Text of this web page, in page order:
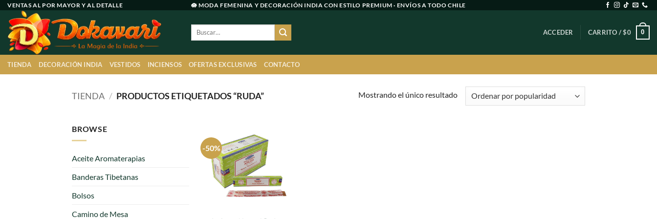
contenido
VENTAS AL POR MAYOR Y AL DETALLE 🪷 MODA FEMENINA Y DECORACIÓN INDIA CON ESTILO PREMIUM · ENVÍOS A TODO CHILE
Buscar
ACCEDER CARRITO /$0 0
TIENDA DECORACIÓN INDIA VESTIDOS INCIENSOS OFERTAS EXCLUSIVAS CONTACTO
TIENDA / PRODUCTOS ETIQUETADOS “RUDA” Mostrando el único resultado
BROWSE
Aceite Aromaterapias
Banderas Tibetanas
Bolsos
Camino de Mesa
-50%
Agregar
favoritos